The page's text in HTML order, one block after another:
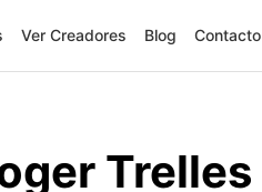
Ver Creadores Blog Contacto
Trelles